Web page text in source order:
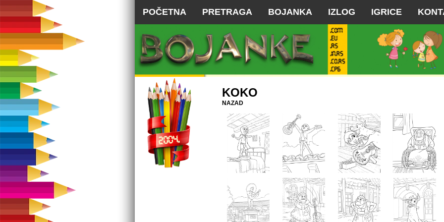
POČETNA PRETRAGA BOJANKA IZLOG IGRICE
KOKO
NAZAD